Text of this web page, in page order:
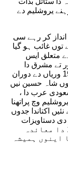
یروشلیم دے
کر رہے سی
غائب ہو گیا
متعلق ایس
تے مشرق دا
یروشلیم تے کنٹرول نوں ظاہر ای نئیں کردا۔ 19 وریاں دے دوران
شاہ حسین نیں
عرب دا ،
1967 وچ ایہہ ایدا یروشلیم وچ پراتھنا
اکتاندا جدوں
دستاویزات
بوہتیاں قابل ممتاز نیں فلسطینی قوم دا 1964 دا معائدہ
اینوں ہمیشہ